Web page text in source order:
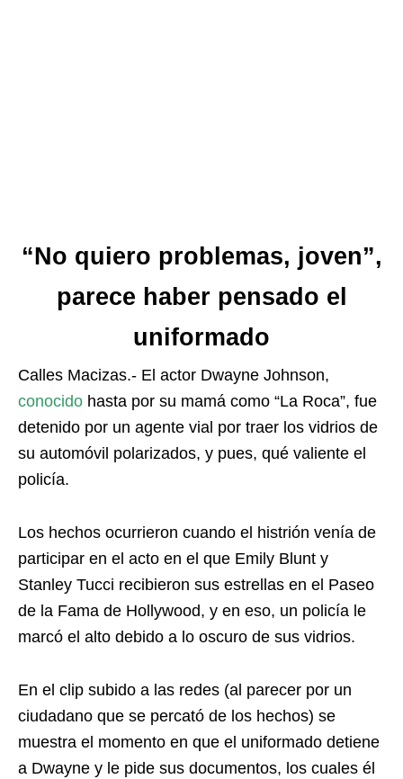
“No quiero problemas, joven”,
parece haber pensado el
uniformado
Calles Macizas.- El actor Dwayne Johnson,
conocido hasta por su mamá como “La Roca”, fue
detenido por un agente vial por traer los vidrios de
su automóvil polarizados, y pues, qué valiente el
policía.
Los hechos ocurrieron cuando el histrión venía de
participar en el acto en el que Emily Blunt y
Stanley Tucci recibieron sus estrellas en el Paseo
de la Fama de Hollywood, y en eso, un policía le
marcó el alto debido a lo oscuro de sus vidrios.
En el clip subido a las redes (al parecer por un
ciudadano que se percató de los hechos) se
muestra el momento en que el uniformado detiene
a Dwayne y le pide sus documentos, los cuales él